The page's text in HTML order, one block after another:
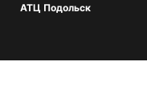
АТЦ Подольск